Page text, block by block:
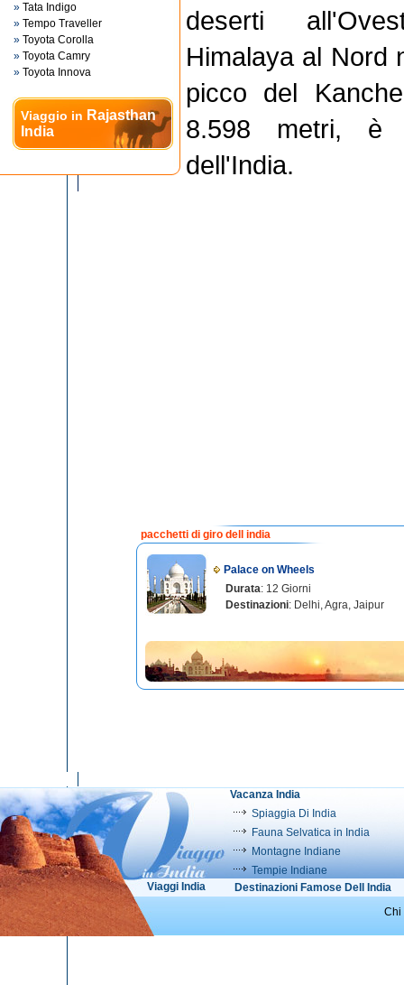
» Tata Indigo
» Tempo Traveller
» Toyota Corolla
» Toyota Camry
» Toyota Innova
Viaggio in Rajasthan
India
deserti
Himalaya al Nord
picco del
8.598 metri,
dell'India.
pacchetti di giro dell india
Palace on Wheels
Durata: 12 Giorni
Destinazioni: Delhi, Agra, Jaipur
Vacanza India
Spiaggia Di India
Fauna Selvatica in India
Montagne Indiane
Tempie Indiane
Viaggi India
Destinazioni Famose Dell India
Chi